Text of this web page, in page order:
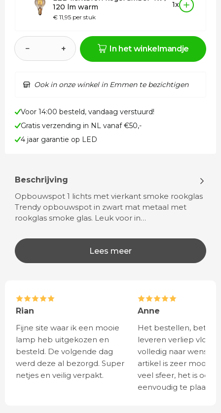
120 lm warm
€ 11,95 per stuk
1x
− + In het winkelmandje
Ook in onze winkel in Emmen te bezichtigen
Voor 14:00 besteld, vandaag verstuurd!
Gratis verzending in NL vanaf €50,-
4 jaar garantie op LED
Beschrijving
Opbouwspot 1 lichts met vierkant smoke rookglas
Trendy opbouwspot in zwart mat metaal met
rookglas smoke glas. Leuk voor in…
Lees meer
Rian
Fijne site waar ik een mooie
lamp heb uitgekozen en
besteld. De volgende dag
werd deze al bezorgd. Super
netjes en veilig verpakt.
Anne
Het bestellen,
leveren verliep vlot en
volledig naar wens.
artikel is zeer mooi
veel sfeer, het is ook
eenvoudig te